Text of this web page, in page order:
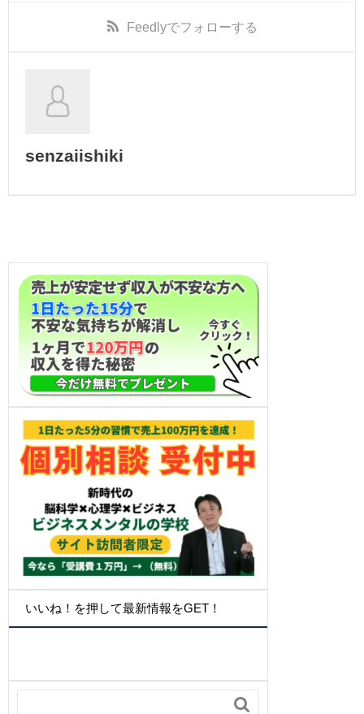
Feedlyでフォローする
senzaiishiki
いいね！を押して最新情報をGET！
